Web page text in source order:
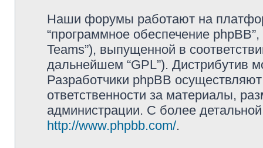
Наши форумы работают на
“программное обеспечение
Teams”), выпущенной в
дальнейшем “GPL”). Дистрибутив
Разработчики phpBB
ответственности за материалы,
администрации. С более
http://www.phpbb.com/.